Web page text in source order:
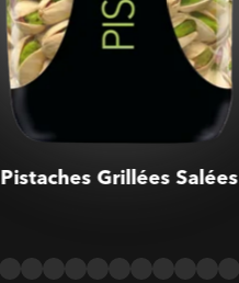
Pistaches Grillées Salées